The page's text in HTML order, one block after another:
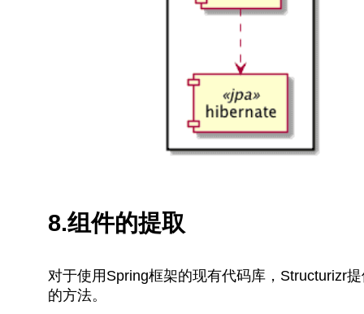
8.组件的提取
对于使用Spring框架的现有代码库，Structurizr
的方法。